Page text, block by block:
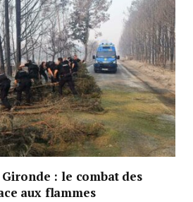
: le combat des
aux flammes